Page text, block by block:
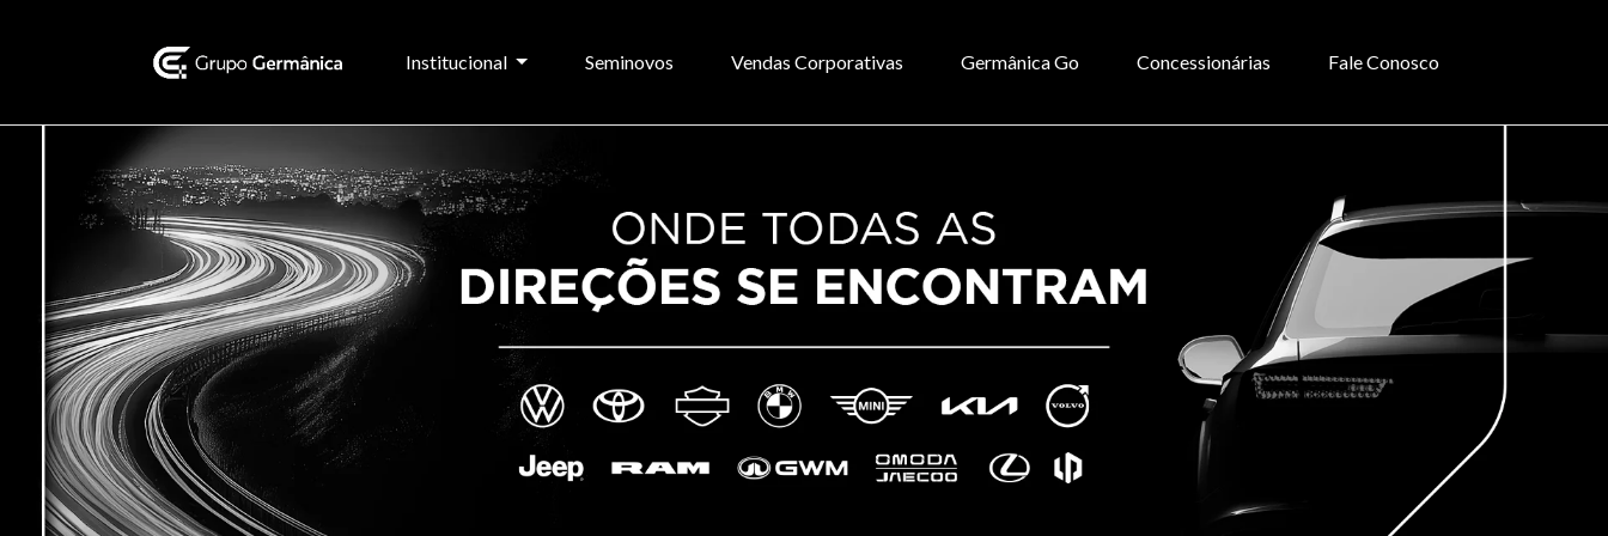
Institucional Seminovos Vendas Corporativas Germânica Go Concessionárias Fale Conosco